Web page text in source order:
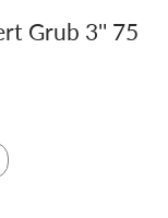
Grub 3'' 75